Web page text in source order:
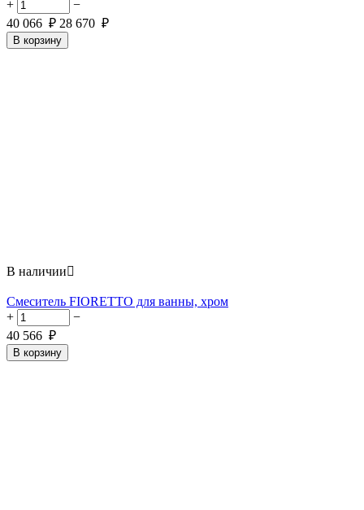
+
−
40 066 ₽ 28 670 ₽
В корзину
В наличии
Смеситель FIORETTO для ванны, хром
+
−
40 566 ₽
В корзину